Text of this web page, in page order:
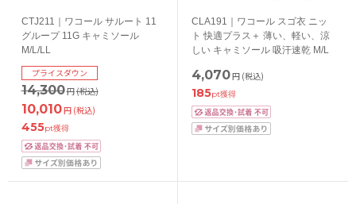
CTJ211｜ワコール サルート 11
グループ 11G キャミソール
M/L/LL
14,300円(税込)
プライスダウン
10,010円 (税込)
455pt獲得
CLA191｜ワコール スゴ衣 ニッ
ト 快適プラス＋ 薄い、軽い、涼
しい キャミソール 吸汗速乾 M/L
4,070円 (税込)
185pt獲得